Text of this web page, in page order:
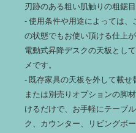
刃跡のある粗い肌触りの粗鋸目
‐ 使用条件や用途によっては、
の状態でもお使い頂ける仕上が
電動式昇降デスクの天板とし
メです。
‐ 既存家具の天板を外して載せ
または別売りオプションの脚
けるだけで、お手軽にテーブ
ク、カウンター、リビングボ